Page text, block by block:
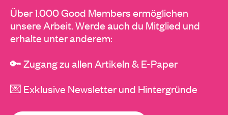
Über 1.000 Good Members ermöglichen
unsere Arbeit. Werde auch du Mitglied und
erhalte unter anderem:
🔑 Zugang zu allen Artikeln & E-Paper
💌 Exklusive Newsletter und Hintergründe